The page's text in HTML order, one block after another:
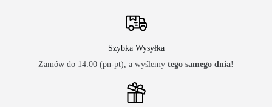
Szybka Wysyłka
Zamów do 14:00 (pn-pt), a wyślemy tego samego dnia!